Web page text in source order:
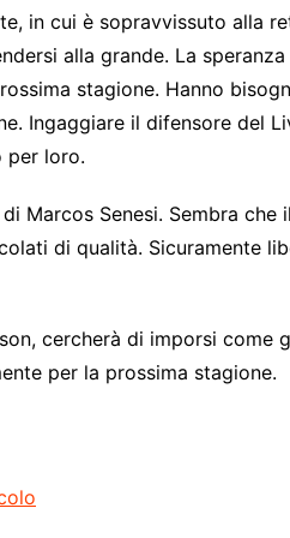
in cui è sopravvissuto alla
alla grande. La
stagione. Hanno
Ingaggiare il difensore del
per loro.
Marcos Senesi. Sembra
di qualità. Sicuramente
cercherà di imporsi come
per la prossima stagione.